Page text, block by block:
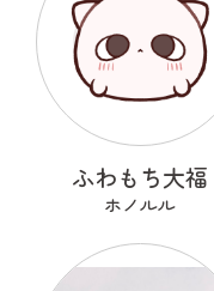
ふわもち大福
ホノルル